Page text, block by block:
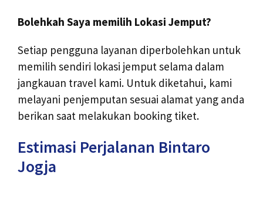
Bolehkah Saya memilih Lokasi Jemput?
Setiap pengguna layanan diperbolehkan untuk
memilih sendiri lokasi jemput selama dalam
jangkauan travel kami. Untuk diketahui, kami
melayani penjemputan sesuai alamat yang anda
berikan saat melakukan booking tiket.
Estimasi Perjalanan Bintaro
Jogja